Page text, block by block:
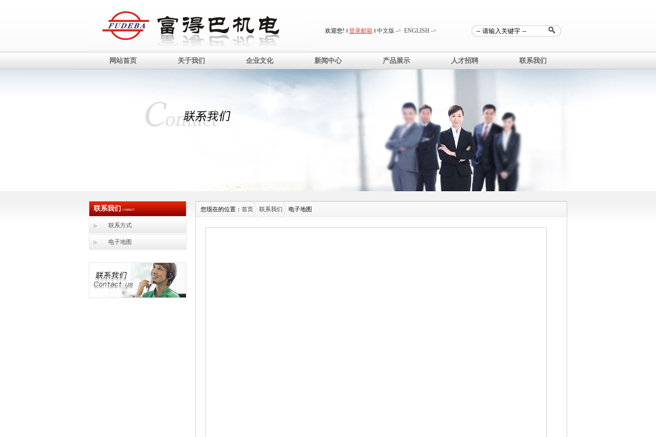
欢迎您! ‖ 登录邮箱 ‖ 中文版 -> ENGLISH ->
网站首页 关于我们 企业文化 新闻中心 产品展示 人才招聘 联系我们
联系我们 contact
联系方式
电子地图
您现在的位置： 首页 联系我们 电子地图